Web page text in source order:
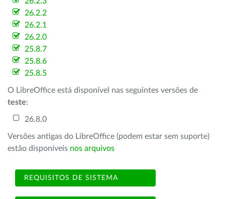
26.2.2
26.2.1
26.2.0
25.8.7
25.8.6
25.8.5
O LibreOffice está disponível nas seguintes versões de
teste:
26.8.0
Versões antigas do LibreOffice (podem estar sem suporte)
estão disponíveis nos arquivos
REQUISITOS DE SISTEMA